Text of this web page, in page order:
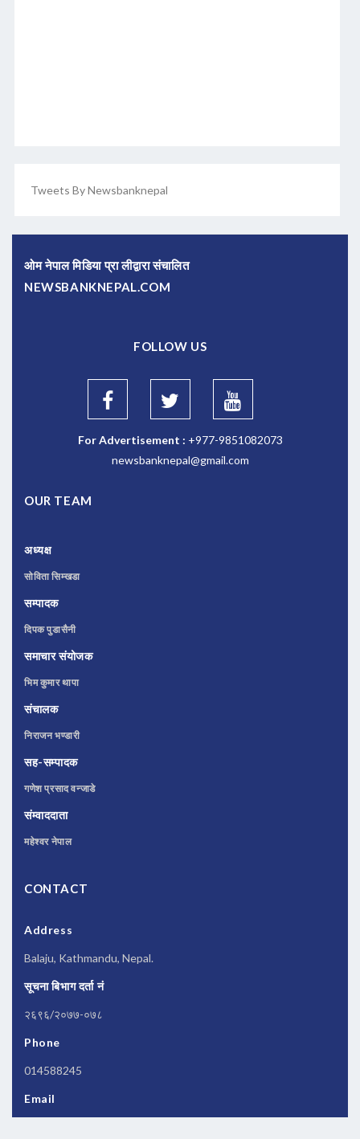
Tweets By Newsbanknepal
ओम नेपाल मिडिया प्रा लीद्वारा संचालित
NEWSBANKNEPAL.COM
FOLLOW US
For Advertisement : +977-9851082073
newsbanknepal@gmail.com
OUR TEAM
अध्यक्ष
सोविता सिम्खडा
सम्पादक
दिपक पुडासैनी
समाचार संयोजक
भिम कुमार थापा
संचालक
निराजन भण्डारी
सह-सम्पादक
गणेश प्रसाद वन्जाडे
संम्वाददाता
महेश्वर नेपाल
CONTACT
Address
Balaju, Kathmandu, Nepal.
सूचना बिभाग दर्ता नं
२६९६/२०७७-०७८
Phone
014588245
Email